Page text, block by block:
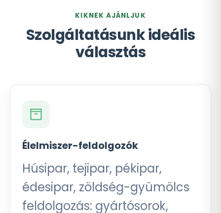
KIKNEK AJÁNLJUK
Szolgáltatásunk ideális
választás
Élelmiszer-feldolgozók
Húsipar, tejipar, pékipar,
édesipar, zöldség-gyümölcs
feldolgozás: gyártósorok,